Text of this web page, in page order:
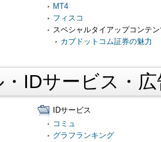
MT4
フィスコ
スペシャルタイアップコンテ
カブドットコム証券の魅力
IDサービス・
IDサービス
コミュ
グラフランキング